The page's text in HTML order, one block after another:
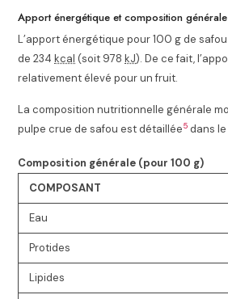
Apport énergétique et composition générale
L’apport énergétique pour 100gde
de234 kcal (soit 978kJ). De ce fait,
relativement élevé pour un fruit.
La composition nutritionnelle générale
pulpe crue de safou est détaillée5 dans
Composition générale (pour 100 g)
COMPOSANT
Eau
Protides
Lipides